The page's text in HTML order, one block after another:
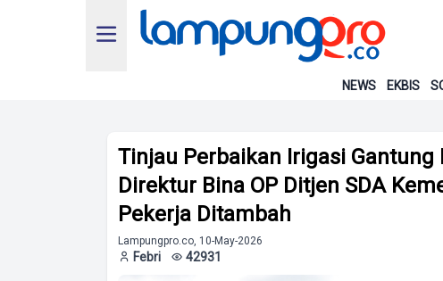
NEWS EKBIS
Tinjau Perbaikan Irigasi Gantung
Direktur Bina OP Ditjen SDA
Pekerja Ditambah
Lampungpro.co, 10-May-2026
Febri 42931